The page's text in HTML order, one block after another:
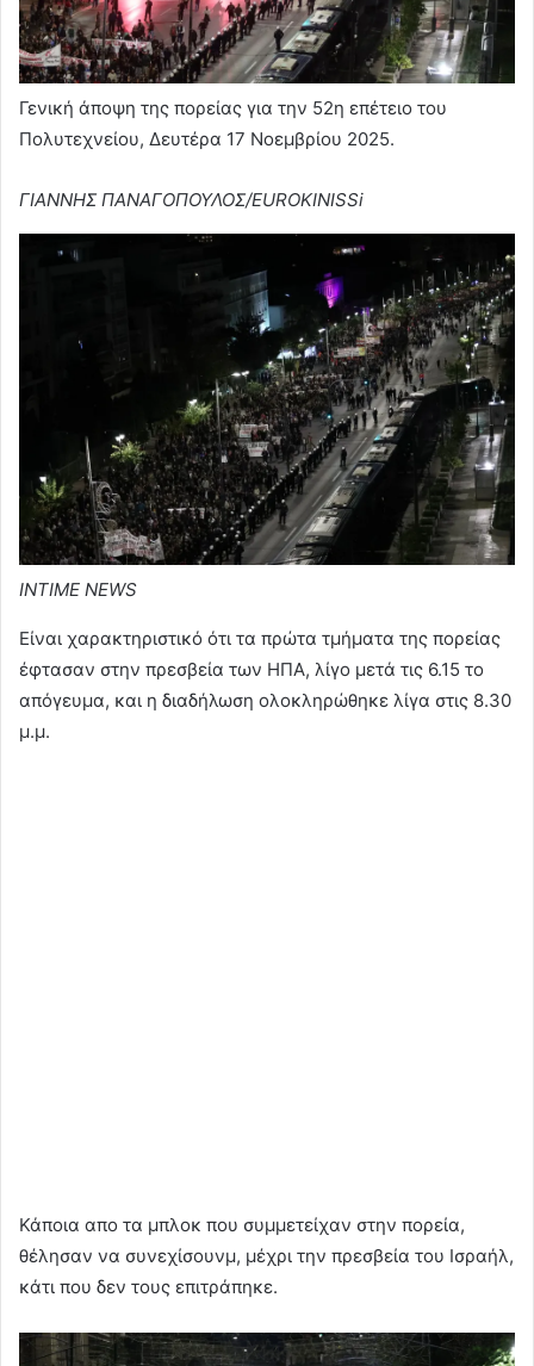
Γενική άποψη της πορείας για την 52η επέτειο του
Πολυτεχνείου, Δευτέρα 17 Νοεμβρίου 2025.
ΓΙΑΝΝΗΣ ΠΑΝΑΓΟΠΟΥΛΟΣ/EUROKINISSi
INTIME NEWS
Είναι χαρακτηριστικό ότι τα πρώτα τμήματα της πορείας
έφτασαν στην πρεσβεία των ΗΠΑ, λίγο μετά τις 6.15 το
απόγευμα, και η διαδήλωση ολοκληρώθηκε λίγα στις 8.30
μ.μ.
Κάποια απο τα μπλοκ που συμμετείχαν στην πορεία,
θέλησαν να συνεχίσουνμ, μέχρι την πρεσβεία του Ισραήλ,
κάτι που δεν τους επιτράπηκε.